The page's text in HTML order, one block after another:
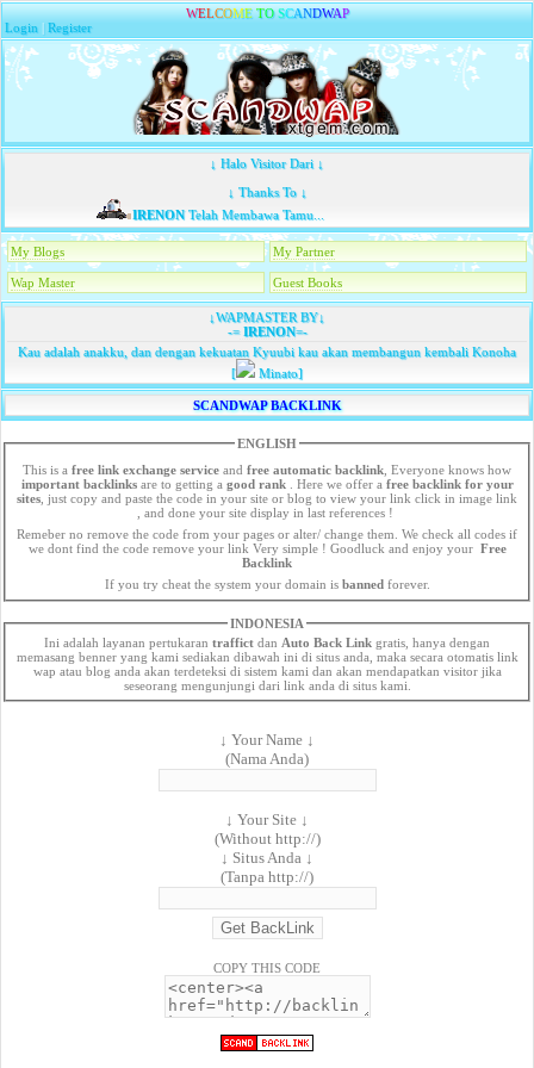
WELCOME TO SCANDWAP
Login |Register
↓ Halo Visitor Dari ↓
↓ Thanks To ↓
IRENONTelah Membawa Tamu...
My Blogs My Partner
Wap Master Guest Books
↓WAPMASTER BY↓
-=IRENON=-
Kau adalah anakku, dan dengan kekuatan Kyuubi kau akan membangun kembali Konoha
[
Minato]
SCANDWAP BACKLINK
ENGLISH
This is a free link exchange service and free automatic backlink , Everyone knows how
important backlinksare to getting a good rank. Here we offer a free backlink for your
sites , just copy and paste the code in your site or blog to view your link click in image link
, and done your site display in last references !
Remeber no remove the code from your pages or alter/ change them. We check all codes if
we dont find the code remove your link Very simple ! Goodluck and enjoy your Free
Backlink
If you try cheat the system your domain is bannedforever.
INDONESIA
Ini adalah layanan pertukaran traffict dan Auto Back Link gratis, hanya dengan
memasang benner yang kami sediakan dibawah ini di situs anda, maka secara otomatis link
wap atau blog anda akan terdeteksi di sistem kami dan akan mendapatkan visitor jika
seseorang mengunjungi dari link anda di situs kami.
↓ Your Name ↓
(Nama Anda)
↓ Your Site ↓
(Without http://)
↓ Situs Anda ↓
(Tanpa http://)
COPY THIS CODE